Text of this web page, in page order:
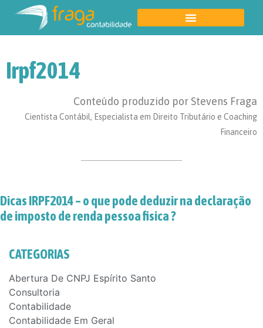
Irpf2014
Conteúdo produzido por Stevens Fraga
Cientista Contábil, Especialista em Direito Tributário e Coaching
Financeiro
Dicas IRPF2014 – o que pode deduzir na declaração
de imposto de renda pessoa fisica ?
CATEGORIAS
Abertura De CNPJ Espírito Santo
Consultoria
Contabilidade
Contabilidade Em Geral